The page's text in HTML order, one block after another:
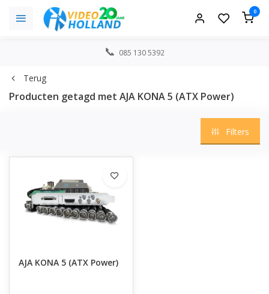
0
085 130 5392
Terug
Producten getagd met AJA KONA 5 (ATX Power)
Filters
AJA KONA 5 (ATX Power)